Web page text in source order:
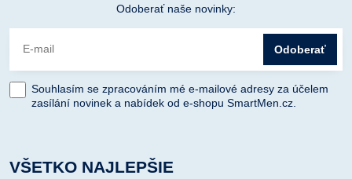
Odoberať naše novinky:
Odoberať
Souhlasím se zpracováním mé e-mailové adresy za účelem
zasílání novinek a nabídek od e-shopu SmartMen.cz.
VŠETKO NAJLEPŠIE